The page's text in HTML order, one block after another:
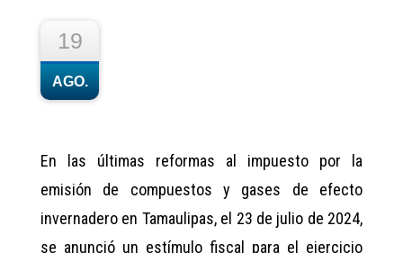
19
AGO.
En las últimas reformas al impuesto por la
emisión de compuestos y gases de efecto
invernadero en Tamaulipas, el 23 de julio de 2024,
se anunció un estímulo fiscal para el ejercicio